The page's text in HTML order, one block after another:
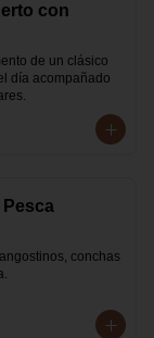
con
de un clásico
día acompañado
conchas